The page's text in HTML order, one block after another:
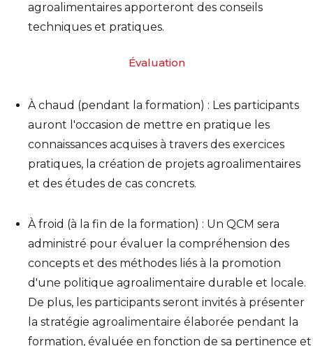
agroalimentaires apporteront des conseils
techniques et pratiques.
Évaluation
À chaud (pendant la formation) : Les participants
auront l'occasion de mettre en pratique les
connaissances acquises à travers des exercices
pratiques, la création de projets agroalimentaires
et des études de cas concrets.
À froid (à la fin de la formation) : Un QCM sera
administré pour évaluer la compréhension des
concepts et des méthodes liés à la promotion
d'une politique agroalimentaire durable et locale.
De plus, les participants seront invités à présenter
la stratégie agroalimentaire élaborée pendant la
formation, évaluée en fonction de sa pertinence et